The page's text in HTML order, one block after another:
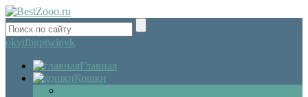
okytfbgptwinvk
Главная
Кошки